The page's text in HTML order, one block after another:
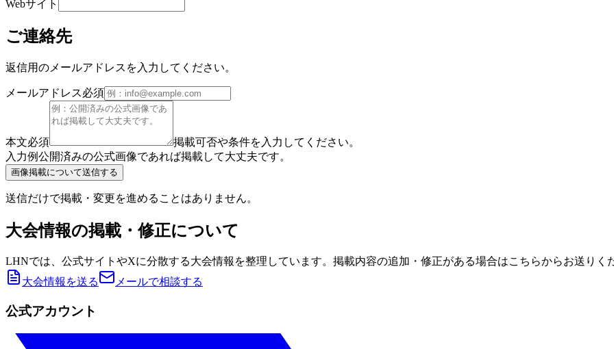
Webサイト
ご連絡先
返信用のメールアドレスを入力してください。
メールアドレス必須
本文必須
掲載可否や条件を入力してください。
入力例公開済みの公式画像であれば掲載して大丈夫です。
画像掲載について送信する
送信だけで掲載・変更を進めることはありません。
大会情報の掲載・修正について
LHNでは、公式サイトやXに分散する大会情報を整理しています。掲載内容の追加・修正がある場合はこちらからお送りく
大会情報を送る
メールで相談する
公式アカウント